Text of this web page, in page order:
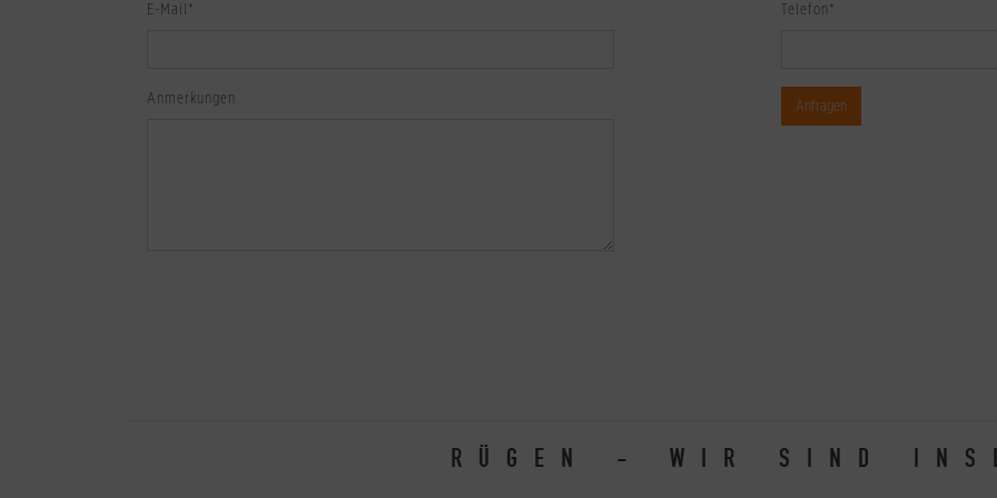
E-Mail* Telefon*
Anmerkungen
RÜGEN - WIR SIND